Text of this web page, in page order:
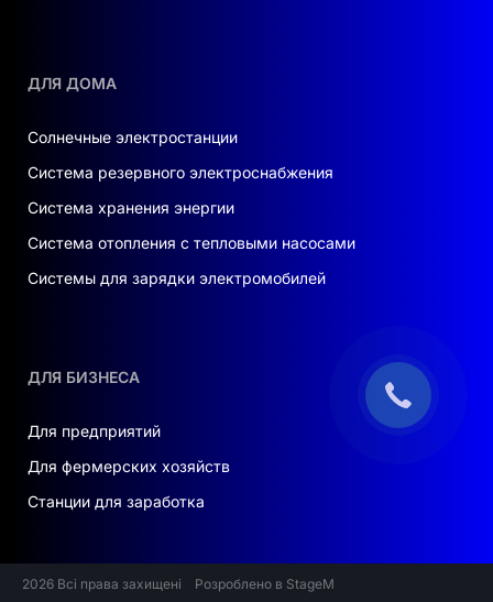
ДЛЯ ДОМА
Солнечные электростанции
Система резервного электроснабжения
Система хранения энергии
Система отопления с тепловыми насосами
Системы для зарядки электромобилей
ДЛЯ БИЗНЕСА
Для предприятий
Для фермерских хозяйств
Станции для заработка
2026 Всі права захищені Розроблено в StageM